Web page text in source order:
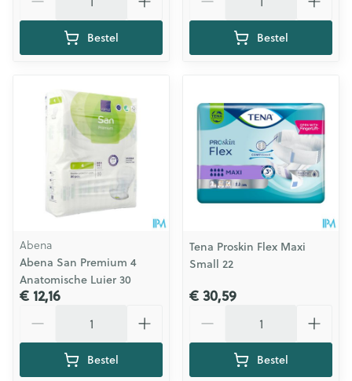
Bestel Bestel
Abena
Abena San Premium 4
Anatomische Luier 30
€ 12,16
Bestel
Tena Proskin Flex Maxi
Small 22
€ 30,59
Bestel